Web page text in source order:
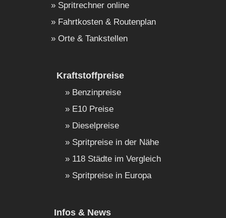
Spritrechner online
Fahrtkosten & Routenplan
Orte & Tankstellen
Kraftstoffpreise
Benzinpreise
E10 Preise
Dieselpreise
Spritpreise in der Nähe
118 Städte im Vergleich
Spritpreise in Europa
Infos & News